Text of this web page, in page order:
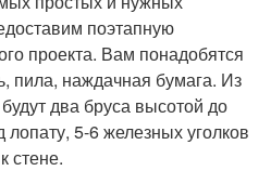
поэтапную
проекта. Вам понадобятся
пила, наждачная бумага. Из
два бруса высотой до
лопату, 5-6 железных уголков
стене.